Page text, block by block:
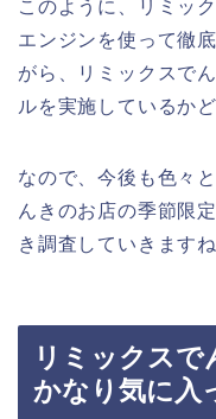
このように、リミッ
エンジンを使って徹
がら、リミックスで
ルを実施しているか
なので、今後も色々
んきのお店の季節限
き調査していきます
リミックスで
かなり気に入